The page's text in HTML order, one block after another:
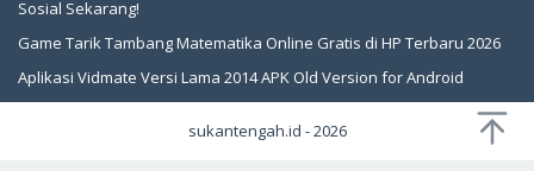
Sosial Sekarang!
Game Tarik Tambang Matematika Online Gratis di HP Terbaru 2026
Aplikasi Vidmate Versi Lama 2014 APK Old Version for Android
sukantengah.id - 2026